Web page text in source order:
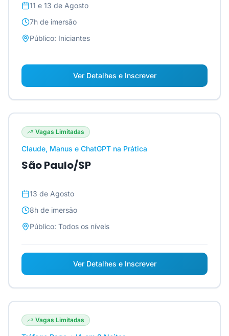
11 e 13 de Agosto
7h de imersão
Público: Iniciantes
Ver Detalhes e Inscrever
Vagas Limitadas
Claude, Manus e ChatGPT na Prática
São Paulo/SP
13 de Agosto
8h de imersão
Público: Todos os níveis
Ver Detalhes e Inscrever
Vagas Limitadas